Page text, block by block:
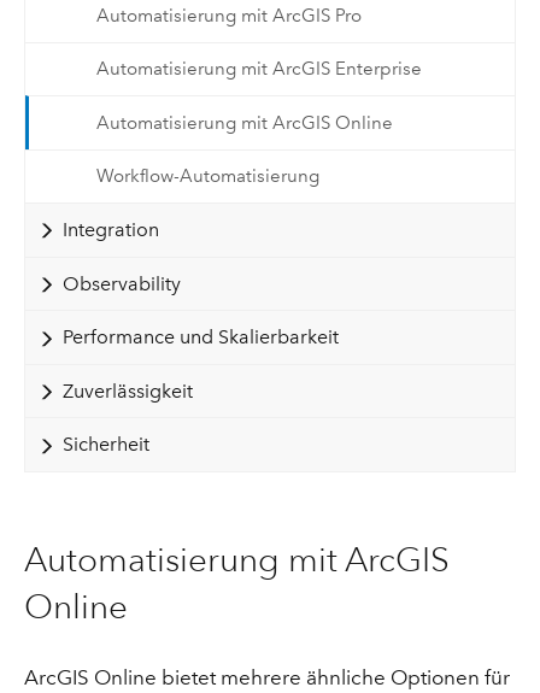
Automatisierung mit ArcGIS Pro
Automatisierung mit ArcGIS Enterprise
Automatisierung mit ArcGIS Online
Workflow-Automatisierung
Integration
Observability
Performance und Skalierbarkeit
Zuverlässigkeit
Sicherheit
Automatisierung mit ArcGIS
Online
ArcGIS Online bietet mehrere ähnliche Optionen für